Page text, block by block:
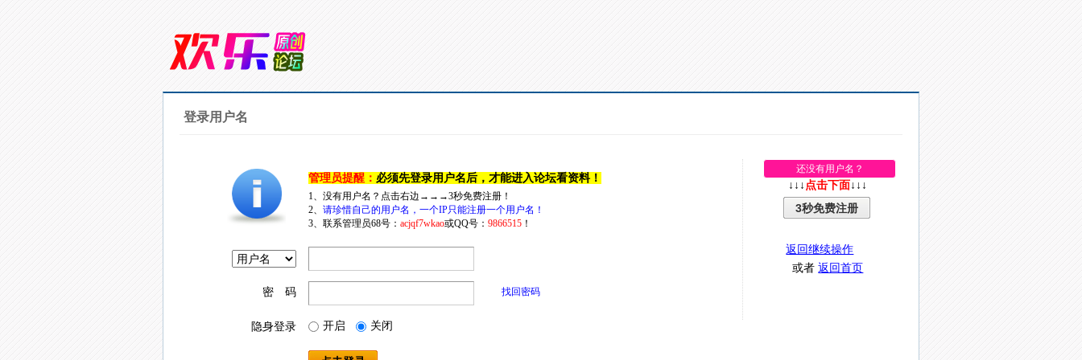
登录用户名
管理员提醒： 必须先登录用户名后，才能进入论坛看资料！
1、没有用户名？点击右边→→→3秒免费注册！
2、 请珍惜自己的用户名，一个IP只能注册一个用户名！
3、联系管理员68号： acjqf7wkao或QQ号： 9866515！
密 码 找回密码
隐身登录 开启 关闭
还没有用户名？
↓↓↓ 点击下面 ↓↓↓
3秒免费注册
返回继续操作
或者返回首页